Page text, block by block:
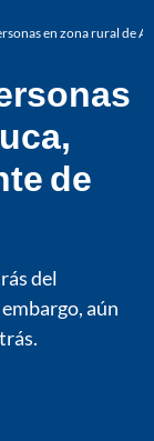
en zona rural de
de
del
aún